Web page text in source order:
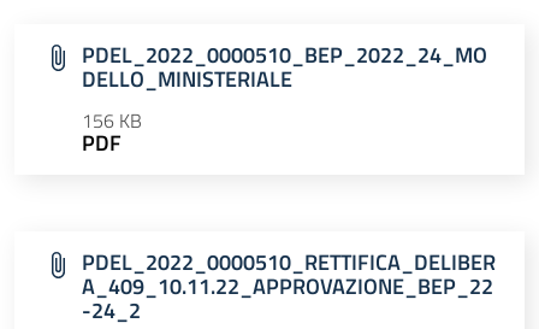
PDEL_2022_0000510_BEP_2022_24_MO
DELLO_MINISTERIALE
156 KB
PDF
PDEL_2022_0000510_RETTIFICA_DELIBER
A_409_10.11.22_APPROVAZIONE_BEP_22
-24_2